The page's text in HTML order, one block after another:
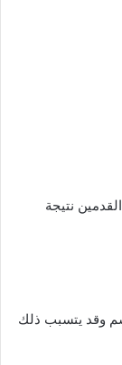
نتيجة
وقد يتسبب ذلك